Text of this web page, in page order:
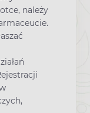
należy